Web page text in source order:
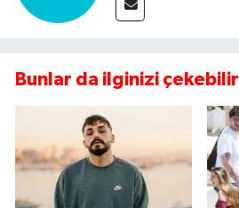
Bunlar da ilginizi çekebilir